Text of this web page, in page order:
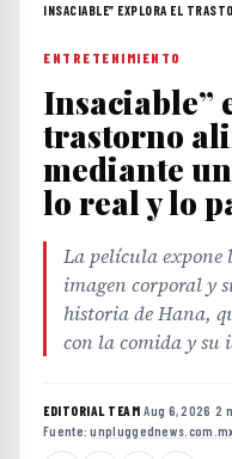
INSACIABLE” EXPLORA EL
ENTRETENIMIENTO
Insaciable”
trastorno
mediante
lo real y lo
La película expone
imagen corporal y
historia de Hana,
con la comida y su
EDITORIAL TEAM·Aug 6, 2026 ·2
Fuente: